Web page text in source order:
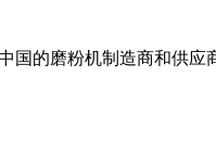
的磨粉机制造商和供